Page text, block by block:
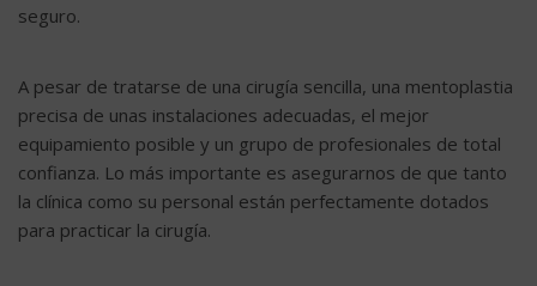
seguro.
A pesar de tratarse de una cirugía sencilla, una mentoplastia
precisa de unas instalaciones adecuadas, el mejor
equipamiento posible y un grupo de profesionales de total
confianza. Lo más importante es asegurarnos de que tanto
la clínica como su personal están perfectamente dotados
para practicar la cirugía.